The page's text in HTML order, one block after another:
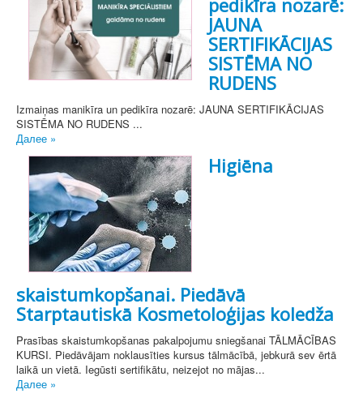
pedikīra nozarē:
JAUNA
SERTIFIKĀCIJAS
SISTĒMA NO
RUDENS
Izmaiņas manikīra un pedikīra nozarē: JAUNA SERTIFIKĀCIJAS
SISTĒMA NO RUDENS ...
Далее »
Higiēna
skaistumkopšanai. Piedāvā
Starptautiskā Kosmetoloģijas koledža
Prasības skaistumkopšanas pakalpojumu sniegšanai TĀLMĀCĪBAS
KURSI. Piedāvājam noklausīties kursus tālmācībā, jebkurā sev ērtā
laikā un vietā. Iegūsti sertifikātu, neizejot no mājas...
Далее »